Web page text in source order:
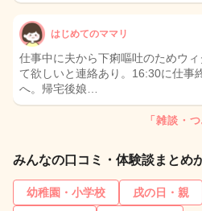
はじめてのママリ
仕事中に夫から下痢嘔吐のためウ
て欲しいと連絡あり。16:30に仕事
へ。帰宅後娘…
「雑談・
みんなの口コミ・体験談まとめ
幼稚園・小学校 戌の日・親